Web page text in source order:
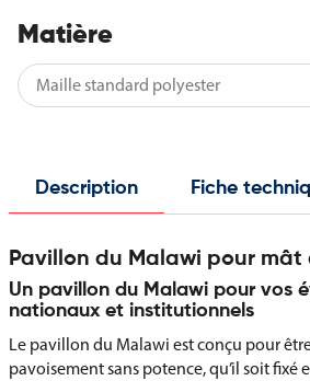
Matière
Description Fiche
Pavillon du Malawi pour
Un pavillon du Malawi pour vos
nationaux et institutionnels
Le pavillon du Malawi est conçu pour
pavoisement sans potence, qu’il soit fixé